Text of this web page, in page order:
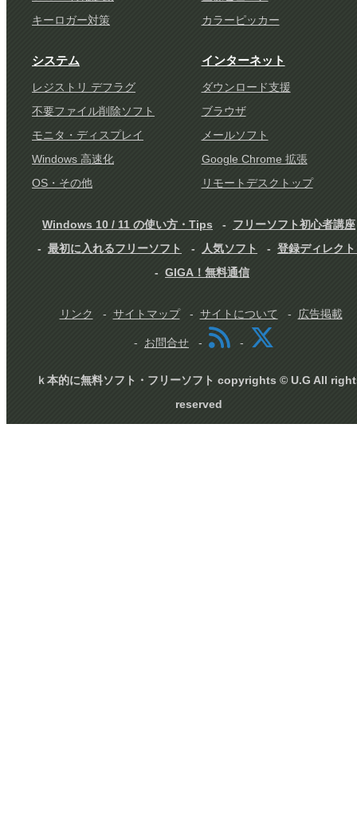
キーロガー対策
カラーピッカー
システム
レジストリ デフラグ
不要ファイル削除ソフト
モニタ・ディスプレイ
Windows 高速化
OS・その他
インターネット
ダウンロード支援
ブラウザ
メールソフト
Google Chrome 拡張
リモートデスクトップ
Windows 10 / 11 の使い方・Tips
フリーソフト初心者講座
最初に入れるフリーソフト
人気ソフト
登録ディレク
GIGA！無料通信
リンク サイトマップ サイトについて 広告掲載
お問合せ
ｋ本的に無料ソフト・フリーソフト copyrights © U.G All
reserved